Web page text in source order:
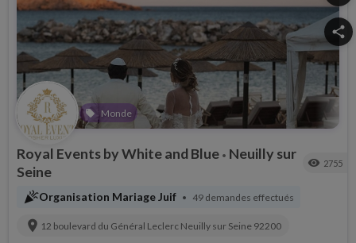
local_offer Monde
share
Royal Events by White and Blue • Neuilly sur
Seine
visibility 2755
celebrationOrganisation Mariage Juif • 49 demandes effectués
location_on 12 boulevard du Général Leclerc Neuilly sur Seine 92200